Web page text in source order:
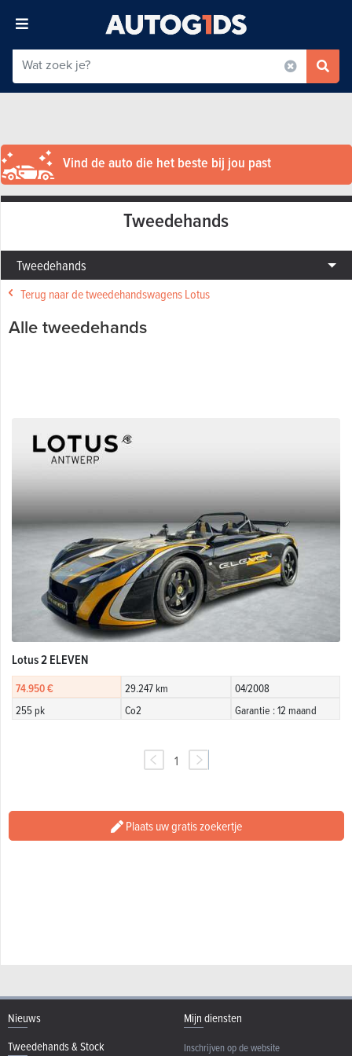
Vind de auto die het beste bij jou past
Tweedehands
Tweedehands
Terug naar de tweedehandswagens Lotus
Alle tweedehands
Lotus 2 ELEVEN
74.950 € 29.247 km
04/2008
255 pk
Co2 Garantie : 12 maand
1
Plaats uw gratis zoekertje
Nieuws
Tweedehands & Stock
Mijn diensten
Inschrijven op de website